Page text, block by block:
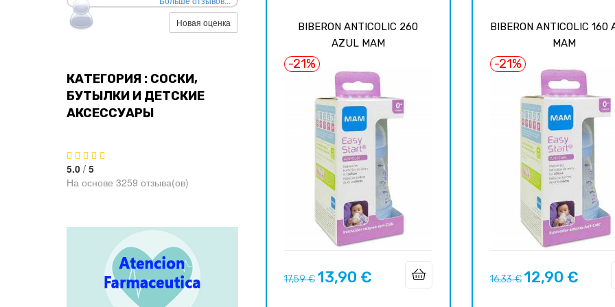
Новая оценка
КАТЕГОРИЯ : СОСКИ,
БУТЫЛКИ И ДЕТСКИЕ
АКСЕССУАРЫ
5.0 / 5
На основе 3259 отзыва(ов)
BIBERON ANTICOLIC 260
AZUL MAM
-21%
Базовая
17,59 € Цена
13,90 €
BIBERON ANTICOLIC 160
MAM
-21%
Базовая
16,33 € Цена
12,90 €